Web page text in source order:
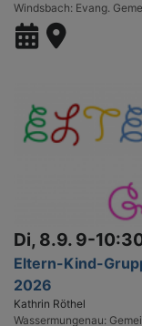
Windsbach Evang.
Di, 8.9. 9-
Eltern-Kind-
2026
Kathrin Röthel
Wassermungenau